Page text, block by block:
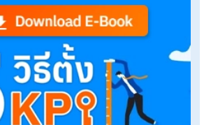
แจกฟรี! แบบประเมินปรับฐานเงินเดือนพนักงานโหลด